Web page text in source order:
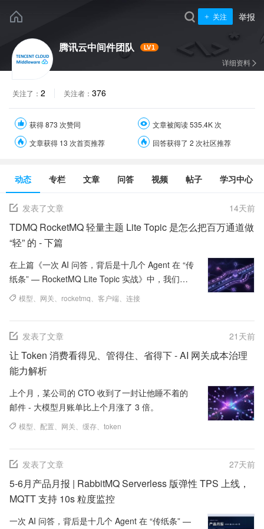
关注 举报
腾讯云中间件团队 LV1
详细资料
关注了： 2 关注者： 376
获得 873 次赞同
文章被阅读 535.4K 次
文章获得 13 次首页推荐
回答获得了 2 次社区推荐
动态 专栏 文章 问答 视频 帖子 学习中心
发表了文章 14天前
TDMQ RocketMQ 轻量主题 Lite Topic 是怎么把百万通道做
“轻” 的 - 下篇
在上篇《一次 AI 问答，背后是十几个 Agent 在 “传
纸条” — RocketMQ Lite Topic 实战》中，我们通
过两个真实场景 — AI 编程助...
模型 网关 rocketmq 客户端 连接
发表了文章 21 天前
让 Token 消费看得见、管得住、省得下 - AI 网关成本治理
能力解析
上个月，某公司的 CTO 收到了一封让他睡不着的
邮件 - 大模型月账单比上个月涨了 3 倍。
模型 配置 网关 缓存 token
发表了文章 27天前
5-6月产品月报 | RabbitMQ Serverless 版弹性 TPS 上线，
MQTT 支持 10s 粒度监控
一次 AI 问答，背后是十几个 Agent 在 “传纸条” —